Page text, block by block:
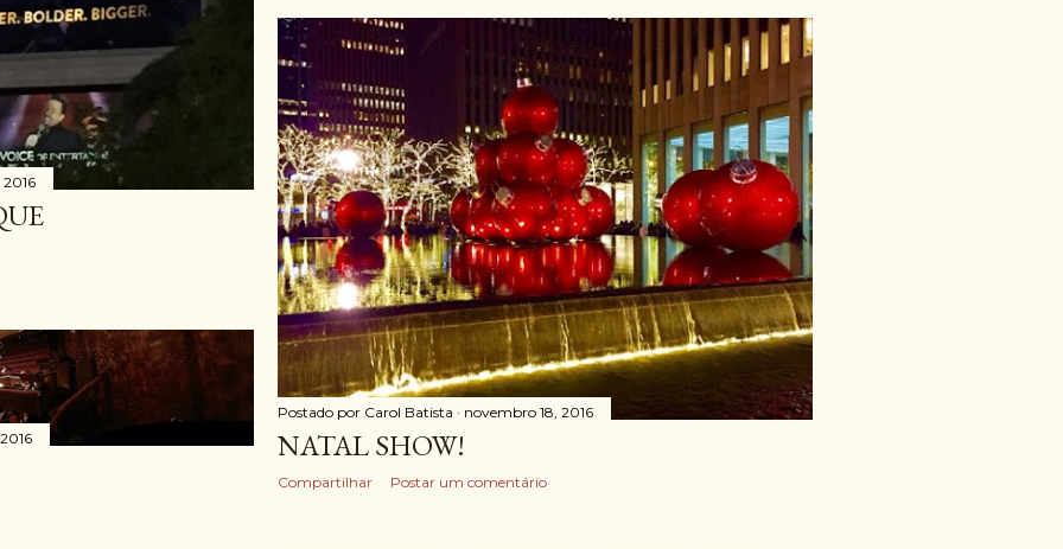
Postado por Carol Batista novembro 18, 2016
NATAL SHOW!
Compartilhar Postar um comentário